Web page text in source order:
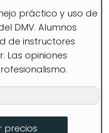
práctico y uso de
DMV. Alumnos
de instructores
Las opiniones
precios